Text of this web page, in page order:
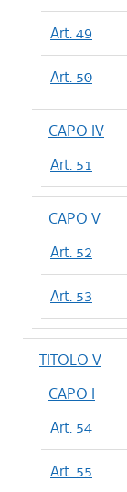
Art. 49
Art. 50
CAPO IV
Art. 51
CAPO V
Art. 52
Art. 53
TITOLO V
CAPO I
Art. 54
Art. 55